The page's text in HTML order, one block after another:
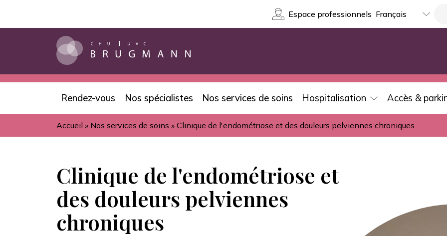
Espace professionnels your
language
Navigation
principale
Rendez-vous Nos spécialistes Nos services de soins Hospitalisation Accès &
Fil
Accueil Nos services de soins Clinique de l'endométriose et des douleurs pelviennes chroniques
Clinique de l'endométriose et
des douleurs pelviennes
chroniques